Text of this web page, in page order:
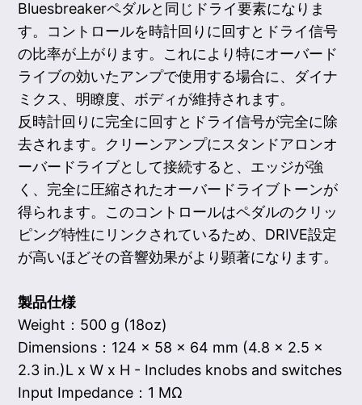
Bluesbreakerペダルと同じドライ要素になりま
す。コントロールを時計回りに回すとドライ信号
の比率が上がります。これにより特にオーバード
ライブの効いたアンプで使用する場合に、ダイナ
ミクス、明瞭度、ボディが維持されます。
反時計回りに完全に回すとドライ信号が完全に除
去されます。クリーンアンプにスタンドアロンオ
ーバードライブとして接続すると、エッジが強
く、完全に圧縮されたオーバードライブトーンが
得られます。このコントロールはペダルのクリッ
ピング特性にリンクされているため、DRIVE設定
が高いほどその音響効果がより顕著になります。
製品仕様
Weight：500 g (18oz)
Dimensions：124 × 58 × 64 mm (4.8 x 2.5 x
2.3 in.)L x W x H - Includes knobs and switches
Input Impedance：1 MΩ